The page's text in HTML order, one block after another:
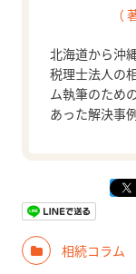
（
北海道から沖
税理士法人の
ム執筆のため
あった解決事
相続コラム